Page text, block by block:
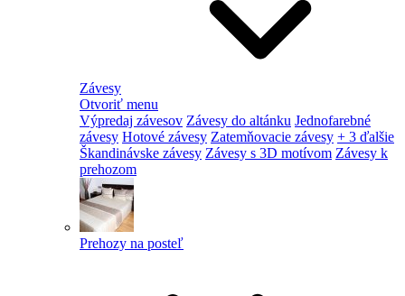
Závesy
Otvoriť menu
Výpredaj závesov Závesy do altánku Jednofarebné
závesy Hotové závesy Zatemňovacie závesy + 3 ďalšie
Škandinávske závesy Závesy s 3D motívom Závesy k
prehozom
Prehozy na posteľ